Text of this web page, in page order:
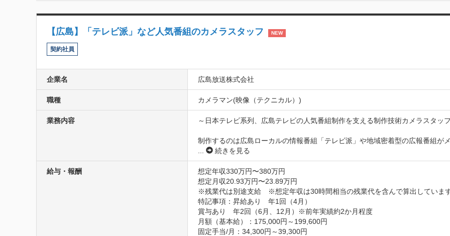
【広島】「テレビ派」など人気番組のカメラスタッフ NEW
契約社員
企業名 広島放送株式会社
職種 カメラマン(映像（テクニカル）)
業務内容 ～日本テレビ系列、広島テレビの人気番組制作を支える制作技術カメラスタッ
制作するのは広島ローカルの情報番組「テレビ派」や地域密着型の広報番組が
続きを見る
給与・報酬
想定年収330万円〜380万円
想定月収20.93万円〜23.89万円
※残業代は別途支給　※想定年収は30時間相当の残業代を含んで算出していま
特記事項：昇給あり　年1回（4月）
賞与あり　年2回（6月、12月）※前年実績約2か月程度
月額（基本給）：175,000円～199,600円
固定手当/月：34,300円～39,300円